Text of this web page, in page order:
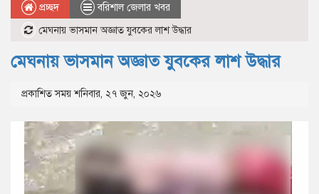
প্রচ্ছদ
বরিশাল জেলার খবর
মেঘনায় ভাসমান অজ্ঞাত যুবকের লাশ উদ্ধার
মেঘনায় ভাসমান অজ্ঞাত যুবকের লাশ উদ্ধার
প্রকাশিত সময় শনিবার, ২৭ জুন, ২০২৬